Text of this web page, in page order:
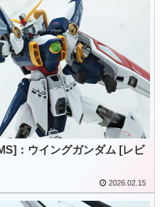
：ウイングガンダム [レビ
2026.02.15